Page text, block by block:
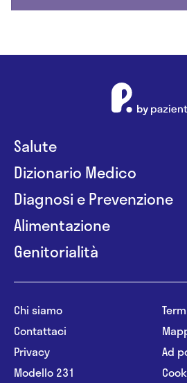
Salute
Dizionario Medico
Diagnosi e Prevenzione
Alimentazione
Genitorialità
Chi siamo
Contattaci
Privacy
Modello 231
Ad